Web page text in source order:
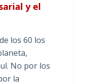
y el
los 60 los
No por los
la